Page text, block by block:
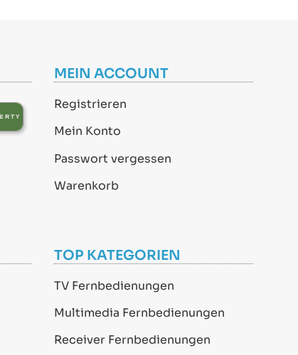
MEIN ACCOUNT
Registrieren
Mein Konto
Passwort vergessen
Warenkorb
TOP KATEGORIEN
TV Fernbedienungen
Multimedia Fernbedienungen
Receiver Fernbedienungen